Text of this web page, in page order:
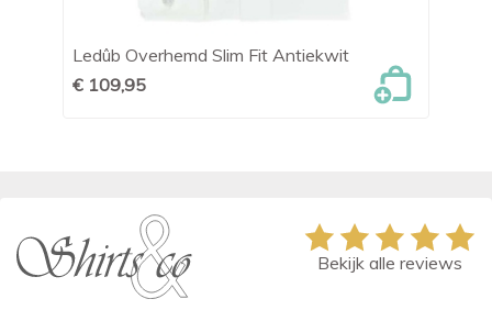
Ledûb Overhemd Slim Fit Antiekwit
€ 109,95
Bekijk alle reviews